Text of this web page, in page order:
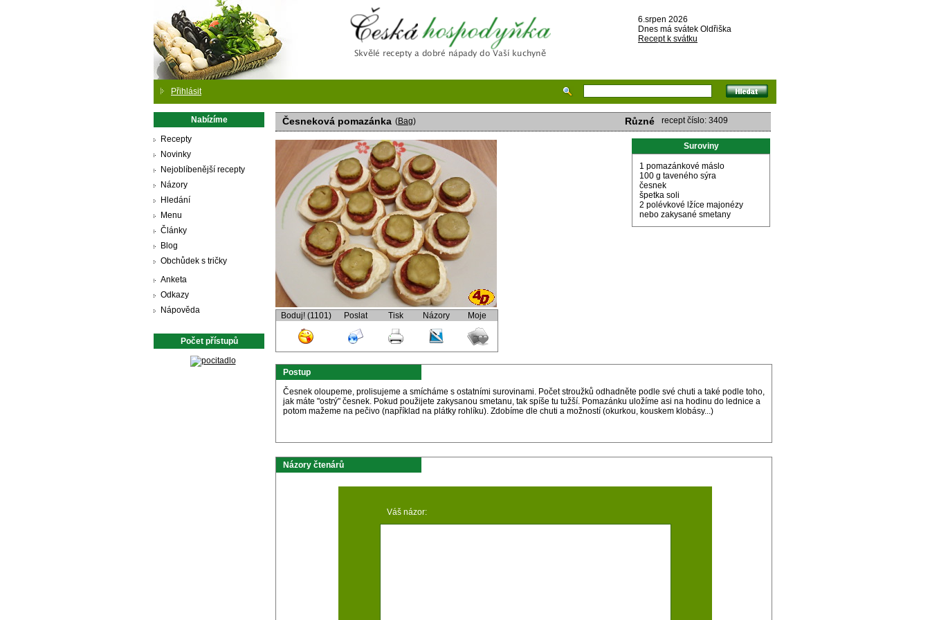
Česká hospodyňka
6.srpen 2026
Dnes má svátek Oldřiška
Recept k svátku
Přihlásit
Nabízíme
Recepty
Novinky
Nejoblíbenější recepty
Názory
Hledání
Menu
Články
Blog
Obchůdek s tričky
Anketa
Odkazy
Nápověda
Počet přístupů
Česneková pomazánka (Bag) Různé recept číslo: 3409
Boduj! (1101) Poslat Tisk Názory Moje
Suroviny
1 pomazánkové máslo
100 g taveného sýra
česnek
špetka soli
2 polévkové lžíce majonézy
nebo zakysané smetany
Postup
Česnek oloupeme, prolisujeme a smícháme s ostatními surovinami. Počet stroužků odhadněte podle své chuti a také podle toho,
jak máte "ostrý" česnek. Pokud použijete zakysanou smetanu, tak spíše tu tužší. Pomazánku uložíme asi na hodinu do lednice a
potom mažeme na pečivo (například na plátky rohlíku). Zdobíme dle chuti a možností (okurkou, kouskem klobásy...)
Názory čtenárů
Váš názor: